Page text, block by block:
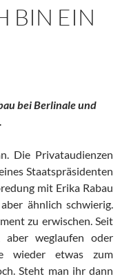
BIN EIN
bei Berlinale und
Die Privataudienzen
Staatspräsidenten
mit Erika Rabau
ähnlich schwierig.
zu erwischen. Seit
weglaufen oder
wieder etwas zum
Steht man ihr dann